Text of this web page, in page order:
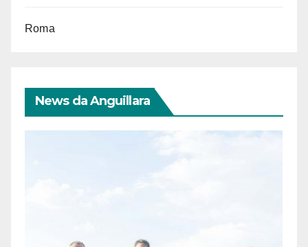
Roma
News da Anguillara